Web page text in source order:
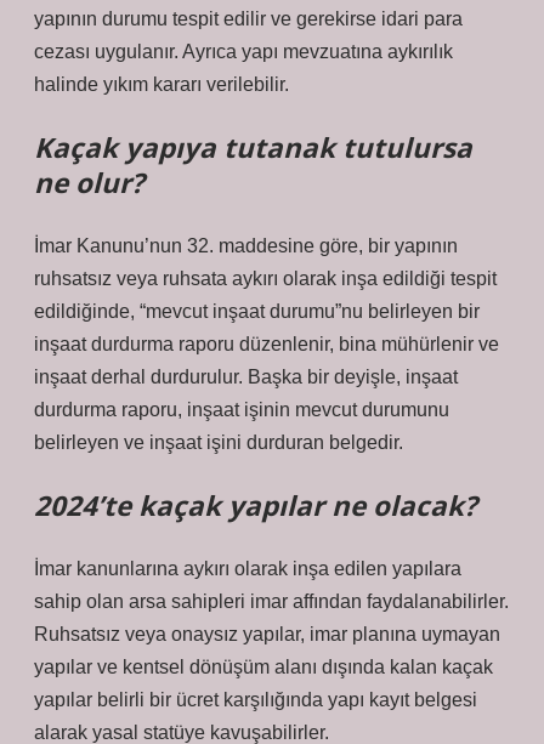
yapının durumu tespit edilir ve gerekirse idari para
cezası uygulanır. Ayrıca yapı mevzuatına aykırılık
halinde yıkım kararı verilebilir.
Kaçak yapıya tutanak tutulursa
ne olur?
İmar Kanunu’nun 32. maddesine göre, bir yapının
ruhsatsız veya ruhsata aykırı olarak inşa edildiği tespit
edildiğinde, “mevcut inşaat durumu”nu belirleyen bir
inşaat durdurma raporu düzenlenir, bina mühürlenir ve
inşaat derhal durdurulur. Başka bir deyişle, inşaat
durdurma raporu, inşaat işinin mevcut durumunu
belirleyen ve inşaat işini durduran belgedir.
2024’te kaçak yapılar ne olacak?
İmar kanunlarına aykırı olarak inşa edilen yapılara
sahip olan arsa sahipleri imar affından faydalanabilirler.
Ruhsatsız veya onaysız yapılar, imar planına uymayan
yapılar ve kentsel dönüşüm alanı dışında kalan kaçak
yapılar belirli bir ücret karşılığında yapı kayıt belgesi
alarak yasal statüye kavuşabilirler.